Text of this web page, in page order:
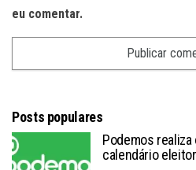
eu comentar.
Posts populares
Podemos
calendário